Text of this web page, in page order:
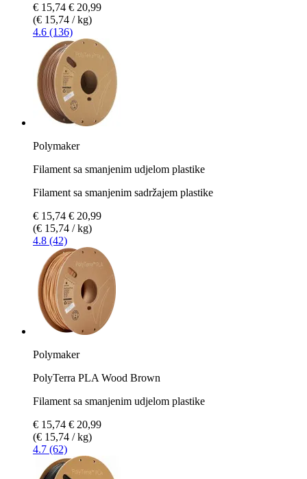
€ 15,74 € 20,99
(€ 15,74 / kg)
4.6 (136)
Polymaker
Filament sa smanjenim udjelom plastike
Filament sa smanjenim sadržajem plastike
€ 15,74 € 20,99
(€ 15,74 / kg)
4.8 (42)
Polymaker
PolyTerra PLA Wood Brown
Filament sa smanjenim udjelom plastike
€ 15,74 € 20,99
(€ 15,74 / kg)
4.7 (62)